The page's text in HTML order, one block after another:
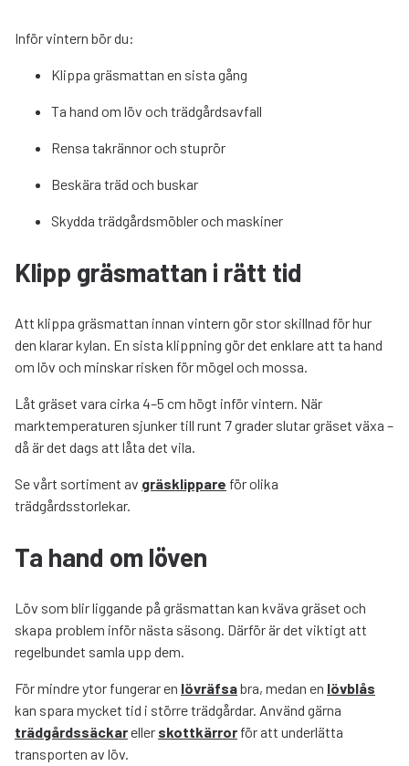
Inför vintern bör du:
Klippa gräsmattan en sista gång
Ta hand om löv och trädgårdsavfall
Rensa takrännor och stuprör
Beskära träd och buskar
Skydda trädgårdsmöbler och maskiner
Klipp gräsmattan i rätt tid
Att klippa gräsmattan innan vintern gör stor skillnad för hur
den klarar kylan. En sista klippning gör det enklare att ta hand
om löv och minskar risken för mögel och mossa.
Låt gräset vara cirka 4–5 cm högt inför vintern. När
marktemperaturen sjunker till runt 7 grader slutar gräset växa –
då är det dags att låta det vila.
Se vårt sortiment av gräsklippare för olika
trädgårdsstorlekar.
Ta hand om löven
Löv som blir liggande på gräsmattan kan kväva gräset och
skapa problem inför nästa säsong. Därför är det viktigt att
regelbundet samla upp dem.
För mindre ytor fungerar en lövräfsabra, medan en lövblås
kan spara mycket tid i större trädgårdar. Använd gärna
trädgårdssäckareller skottkärror för att underlätta
transporten av löv.